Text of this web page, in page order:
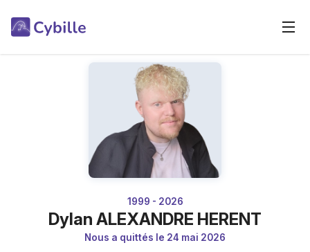
1999 - 2026
Dylan ALEXANDRE HERENT
Nous a quittés le 24 mai 2026